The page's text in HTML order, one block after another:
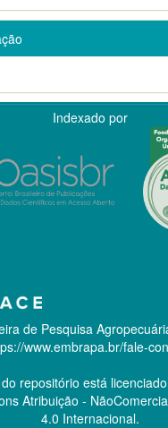
Indexado por
de Pesquisa
www.embrapa.br/fale-
repositório está
Atribuição -
4.0 Internacional.